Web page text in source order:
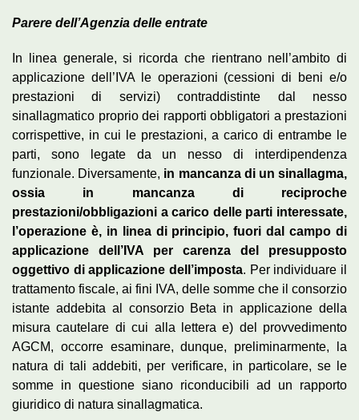
Parere dell’Agenzia delle entrate
In linea generale, si ricorda che rientrano nell’ambito di
applicazione dell’IVA le operazioni (cessioni di beni e/o
prestazioni di servizi) contraddistinte dal nesso
sinallagmatico proprio dei rapporti obbligatori a prestazioni
corrispettive, in cui le prestazioni, a carico di entrambe le
parti, sono legate da un nesso di interdipendenza
funzionale. Diversamente, in mancanza di un sinallagma,
ossia in mancanza di reciproche
prestazioni/obbligazioni a carico delle parti interessate,
l’operazione è, in linea di principio, fuori dal campo di
applicazione dell’IVA per carenza del presupposto
oggettivo di applicazione dell’imposta. Per individuare il
trattamento fiscale, ai fini IVA, delle somme che il consorzio
istante addebita al consorzio Beta in applicazione della
misura cautelare di cui alla lettera e) del provvedimento
AGCM, occorre esaminare, dunque, preliminarmente, la
natura di tali addebiti, per verificare, in particolare, se le
somme in questione siano riconducibili ad un rapporto
giuridico di natura sinallagmatica.